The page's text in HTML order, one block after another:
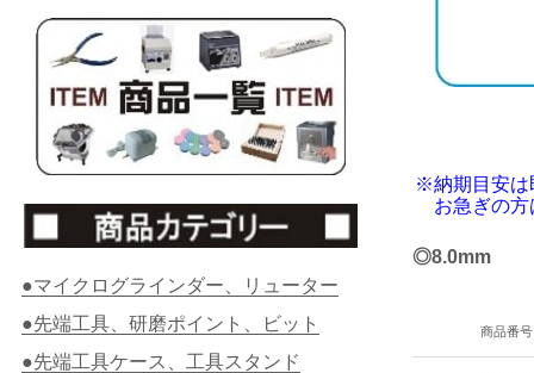
※納期目安は
お急ぎの方
◎8.0mm
商品番号
●マイクログラインダー、リューター
●先端工具、研磨ポイント、ビット
●先端工具ケース、工具スタンド